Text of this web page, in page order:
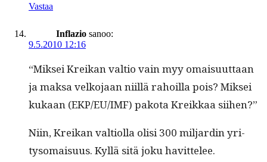
Vastaa
Inflazio sanoo:
9.5.2010 12:16
“Mik­sei Kreikan val­tio vain myy omaisu­ut­taan
ja mak­sa velko­jaan niil­lä rahoil­la pois? Mik­sei
kukaan (EKP/EU/IMF) pako­ta Kreikkaa siihen?”
Niin, Kreikan val­ti­ol­la olisi 300 mil­jardin yri­
tyso­maisu­us. Kyl­lä sitä joku havittelee.